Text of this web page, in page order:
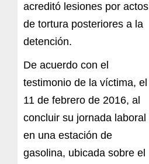
acreditó lesiones por actos
de tortura posteriores a la
detención.
De acuerdo con el
testimonio de la víctima, el
11 de febrero de 2016, al
concluir su jornada laboral
en una estación de
gasolina, ubicada sobre el